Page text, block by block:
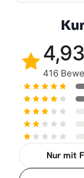
4,93
416
Nur mit
Sortierung